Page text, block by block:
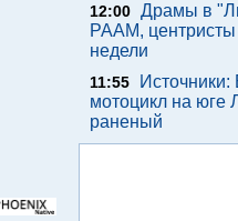
12:00 Драмы в
РААМ, центристы
недели
11:55
мотоцикл на юге
раненый